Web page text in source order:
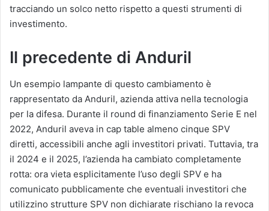
tracciando un solco netto rispetto a questi strumenti di
investimento.
Il precedente di Anduril
Un esempio lampante di questo cambiamento è
rappresentato da Anduril, azienda attiva nella tecnologia
per la difesa. Durante il round di finanziamento Serie E nel
2022, Anduril aveva in cap table almeno cinque SPV
diretti, accessibili anche agli investitori privati. Tuttavia, tra
il 2024 e il 2025, l’azienda ha cambiato completamente
rotta: ora vieta esplicitamente l’uso degli SPV e ha
comunicato pubblicamente che eventuali investitori che
utilizzino strutture SPV non dichiarate rischiano la revoca